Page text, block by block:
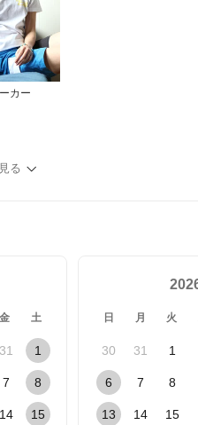
カー
る
金 土
31 1
7 8
14 15
日 月 火
30 31 1
6 7 8
13 14 15